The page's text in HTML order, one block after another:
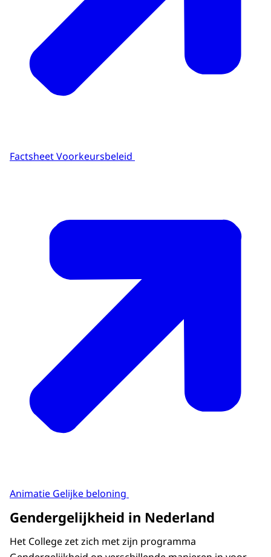
Factsheet Voorkeursbeleid
Animatie Gelijke beloning
Gendergelijkheid in Nederland
Het College zet zich met zijn programma